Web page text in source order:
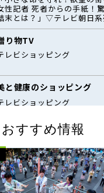
おすすめ情報